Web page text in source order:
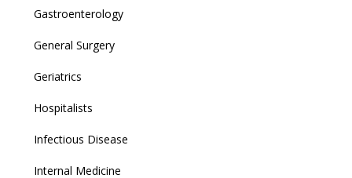
Gastroenterology
General Surgery
Geriatrics
Hospitalists
Infectious Disease
Internal Medicine